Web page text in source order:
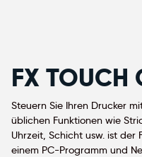
FX
Steuern Sie Ihren Drucker
üblichen Funktionen wie
Uhrzeit, Schicht usw. ist der
einem PC-Programm und